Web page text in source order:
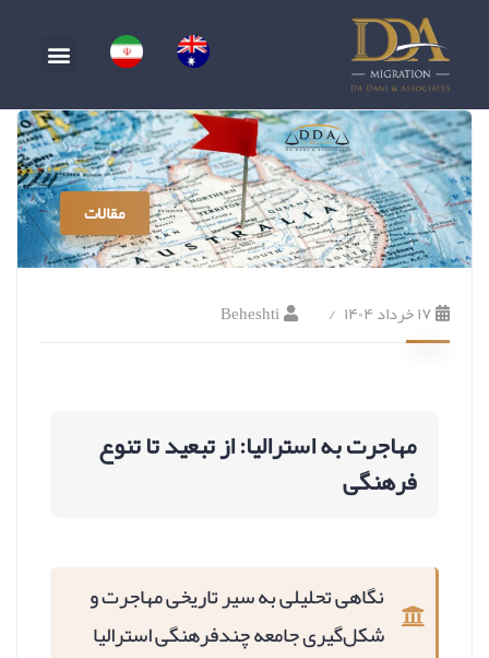
مقالات
۱۷ خرداد ۱۴۰۴ Beheshti
مهاجرت به استرالیا: از تبعید تا تنوع
فرهنگی
نگاهی تحلیلی به سیر تاریخی مهاجرت و
شکل‌گیری جامعه چندفرهنگی استرالیا